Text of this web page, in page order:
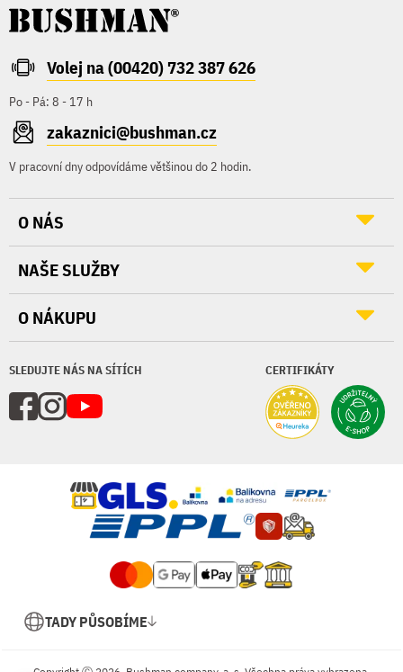
Volej na (00420) 732 387 626
Po - Pá: 8 - 17 h
zakaznici@bushman.cz
V pracovní dny odpovídáme většinou do 2 hodin.
SLEDUJTE NÁS NA SÍTÍCH CERTIFIKÁTY
O NÁS
NAŠE SLUŽBY
O NÁKUPU
TADY PŮSOBÍME